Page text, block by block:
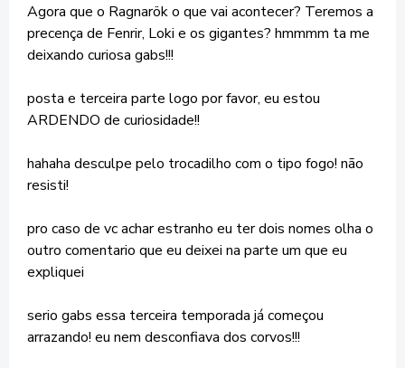
Agora que o Ragnarök o que vai acontecer? Teremos a
precença de Fenrir, Loki e os gigantes? hmmmm ta me
deixando curiosa gabs!!!
posta e terceira parte logo por favor, eu estou
ARDENDO de curiosidade!!
hahaha desculpe pelo trocadilho com o tipo fogo! não
resisti!
pro caso de vc achar estranho eu ter dois nomes olha o
outro comentario que eu deixei na parte um que eu
expliquei
serio gabs essa terceira temporada já começou
arrazando! eu nem desconfiava dos corvos!!!